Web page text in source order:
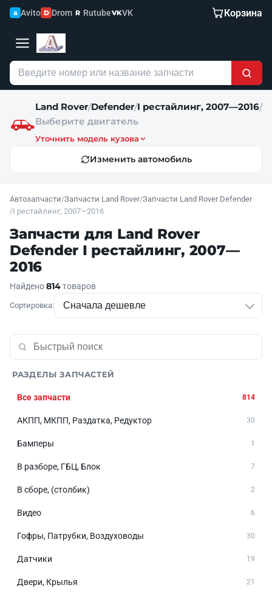
a Avito D Drom R RutubeVKVK Корзина
Land Rover/Defender/I рестайлинг, 2007—2016/
Выберите двигатель
Уточнить модель кузова
Изменить автомобиль
Автозапчасти/Запчасти Land Rover/Запчасти Land Rover Defender
/I рестайлинг, 2007—2016
Запчасти для Land Rover
Defender I рестайлинг, 2007—
2016
Найдено814товаров
Сортировка:
РАЗДЕЛЫ ЗАПЧАСТЕЙ
Все запчасти 814
АКПП, МКПП, Раздатка, Редуктор 30
Бамперы 1
В разборе, ГБЦ, Блок 7
В сборе, (столбик) 2
Видео 6
Гофры, Патрубки, Воздуховоды 30
Датчики 19
Двери, Крылья 21